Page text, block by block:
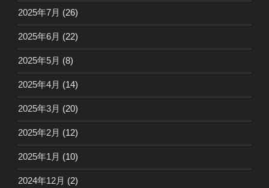
2025年7月 (26)
2025年6月 (22)
2025年5月 (8)
2025年4月 (14)
2025年3月 (20)
2025年2月 (12)
2025年1月 (10)
2024年12月 (2)